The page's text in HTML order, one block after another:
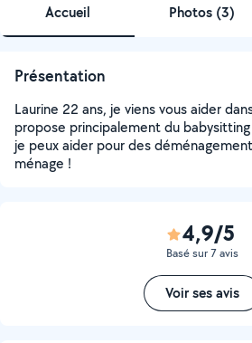
Accueil Photos (3)
Présentation
Laurine 22 ans, je viens vous aider
propose principalement du
je peux aider pour des
ménage !
4,9/5
Basé sur 7 avis
Voir ses avis